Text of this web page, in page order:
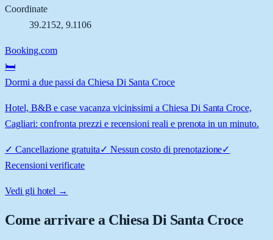
Coordinate
39.2152, 9.1106
Booking.com
🛏️
Dormi a due passi da Chiesa Di Santa Croce
Hotel, B&B e case vacanza vicinissimi a Chiesa Di Santa Croce,
Cagliari: confronta prezzi e recensioni reali e prenota in un minuto.
✓ Cancellazione gratuita✓ Nessun costo di prenotazione✓
Recensioni verificate
Vedi gli hotel →
Come arrivare a Chiesa Di Santa Croce